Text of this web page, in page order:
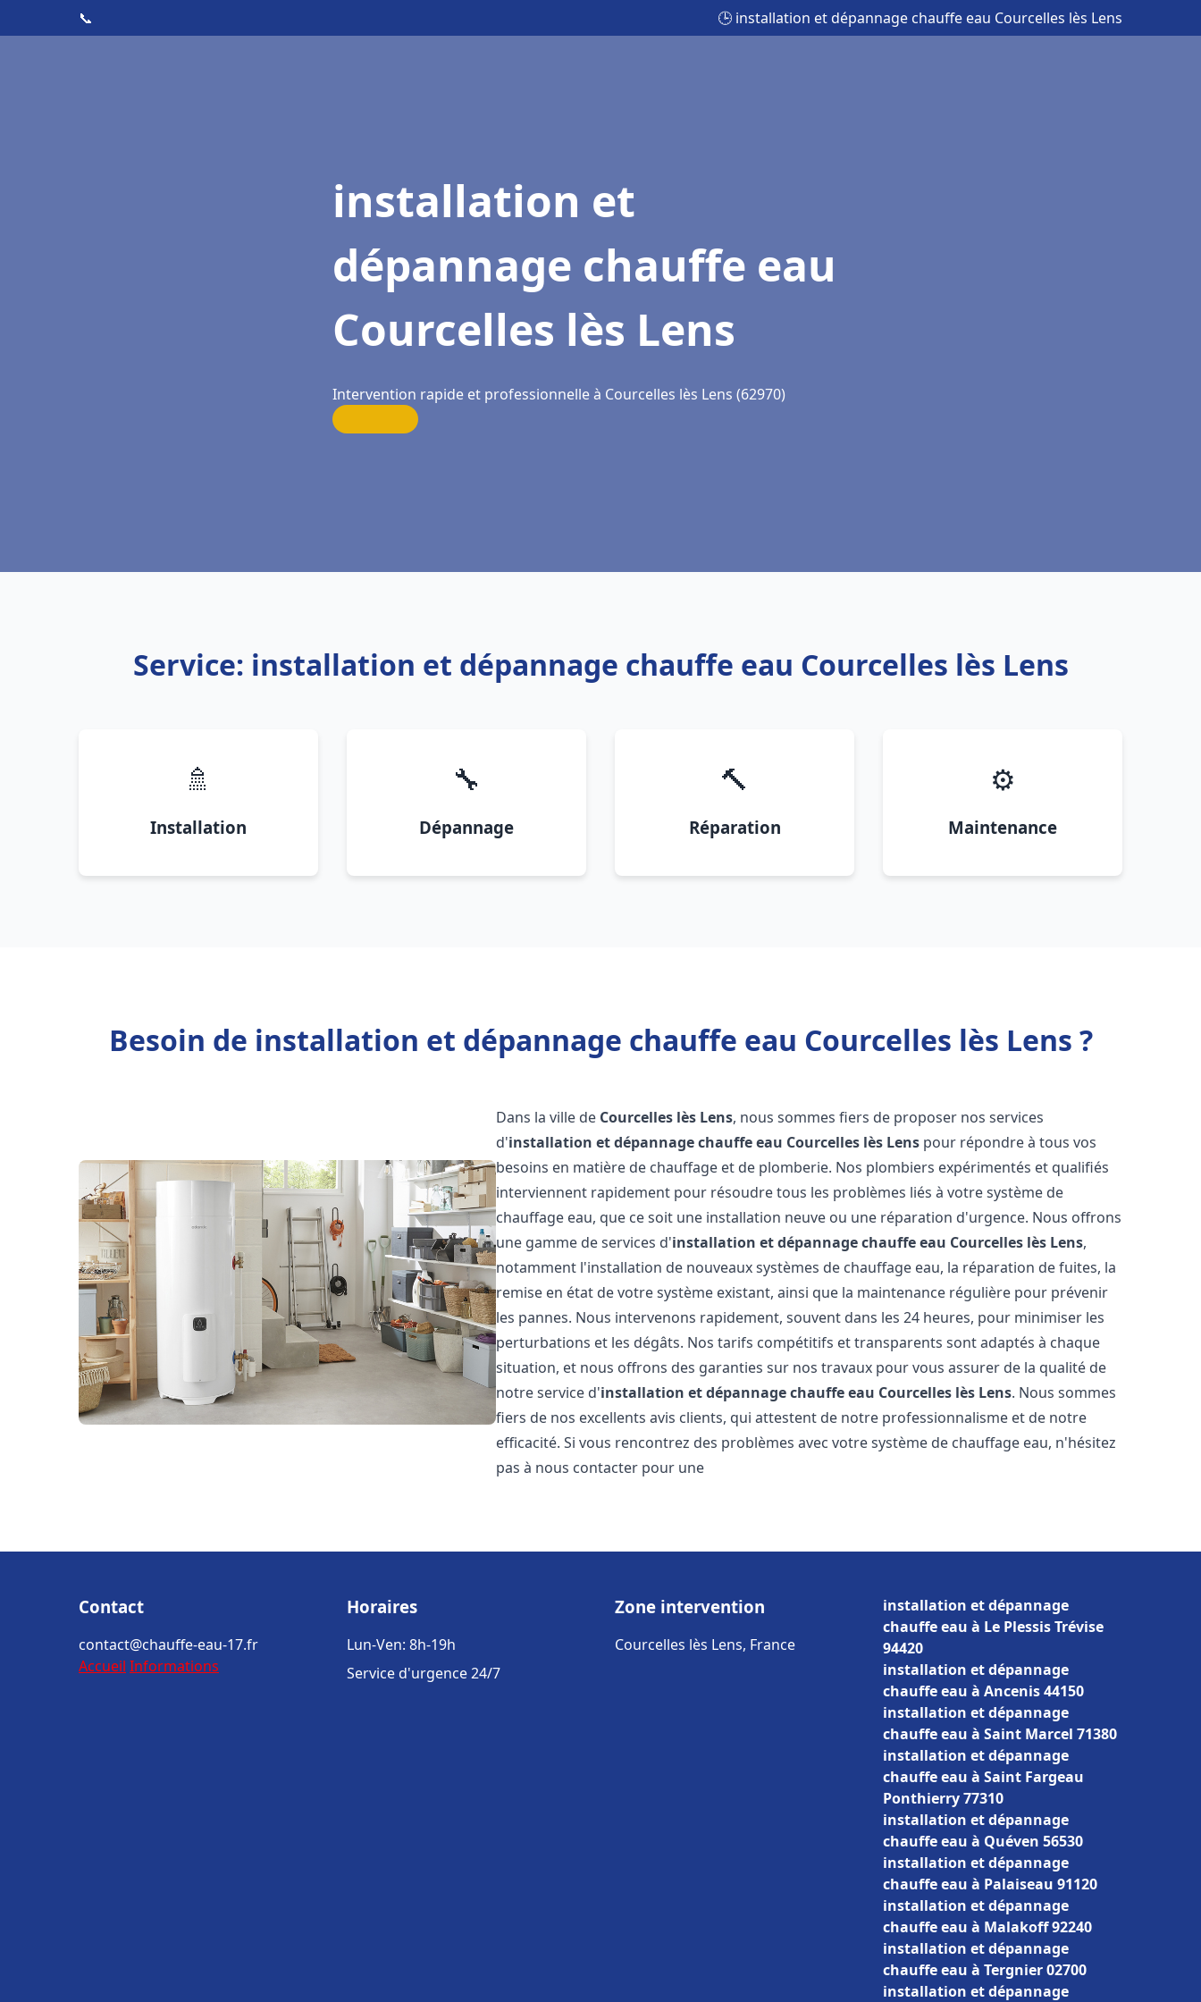
📞 🕒 installation et dépannage chauffe eau Courcelles lès Lens
installation et
dépannage chauffe eau
Courcelles lès Lens
Intervention rapide et professionnelle à Courcelles lès Lens (62970)
Service: installation et dépannage chauffe eau Courcelles lès Lens
🚿
Installation
🔧
Dépannage
🔨
Réparation
⚙️
Maintenance
Besoin de installation et dépannage chauffe eau Courcelles lès Lens ?
Dans la ville de Courcelles lès Lens, nous sommes fiers de proposer nos services
d'installation et dépannage chauffe eau Courcelles lès Lens pour répondre à tous vos
besoins en matière de chauffage et de plomberie. Nos plombiers expérimentés et qualifiés
interviennent rapidement pour résoudre tous les problèmes liés à votre système de
chauffage eau, que ce soit une installation neuve ou une réparation d'urgence. Nous offrons
une gamme de services d'installation et dépannage chauffe eau Courcelles lès Lens,
notamment l'installation de nouveaux systèmes de chauffage eau, la réparation de fuites, la
remise en état de votre système existant, ainsi que la maintenance régulière pour prévenir
les pannes. Nous intervenons rapidement, souvent dans les 24 heures, pour minimiser les
perturbations et les dégâts. Nos tarifs compétitifs et transparents sont adaptés à chaque
situation, et nous offrons des garanties sur nos travaux pour vous assurer de la qualité de
notre service d'installation et dépannage chauffe eau Courcelles lès Lens. Nous sommes
fiers de nos excellents avis clients, qui attestent de notre professionnalisme et de notre
efficacité. Si vous rencontrez des problèmes avec votre système de chauffage eau, n'hésitez
pas à nous contacter pour une
Contact
contact@chauffe-eau-17.fr
Accueil Informations
Horaires
Lun-Ven: 8h-19h
Service d'urgence 24/7
Zone intervention
Courcelles lès Lens, France
installation et dépannage
chauffe eau à Le Plessis Trévise
94420
installation et dépannage
chauffe eau à Ancenis 44150
installation et dépannage
chauffe eau à Saint Marcel 71380
installation et dépannage
chauffe eau à Saint Fargeau
Ponthierry 77310
installation et dépannage
chauffe eau à Quéven 56530
installation et dépannage
chauffe eau à Palaiseau 91120
installation et dépannage
chauffe eau à Malakoff 92240
installation et dépannage
chauffe eau à Tergnier 02700
installation et dépannage